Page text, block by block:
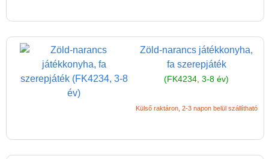
Zöld-narancs játékkonyha,
fa szerepjáték
(FK4234, 3-8 év)
Külső raktáron, 2-3 napon belül szállítható